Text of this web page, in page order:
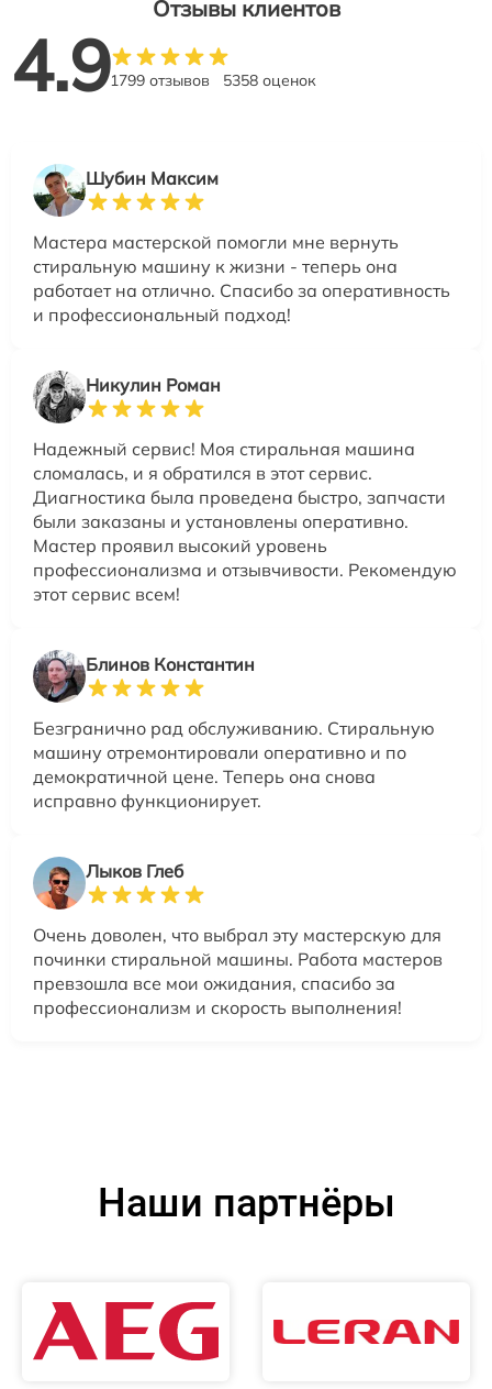
Отзывы клиентов
4.91799 отзывов 5358 оценок
Шубин Максим
Мастера мастерской помогли мне вернуть
стиральную машину к жизни - теперь она
работает на отлично. Спасибо за оперативность
и профессиональный подход!
Никулин Роман
Надежный сервис! Моя стиральная машина
сломалась, и я обратился в этот сервис.
Диагностика была проведена быстро, запчасти
были заказаны и установлены оперативно.
Мастер проявил высокий уровень
профессионализма и отзывчивости. Рекомендую
этот сервис всем!
Блинов Константин
Безгранично рад обслуживанию. Стиральную
машину отремонтировали оперативно и по
демократичной цене. Теперь она снова
исправно функционирует.
Лыков Глеб
Очень доволен, что выбрал эту мастерскую для
починки стиральной машины. Работа мастеров
превзошла все мои ожидания, спасибо за
профессионализм и скорость выполнения!
Наши партнёры